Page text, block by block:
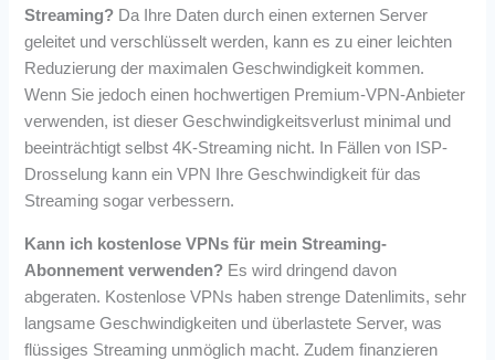
Streaming? Da Ihre Daten durch einen externen Server
geleitet und verschlüsselt werden, kann es zu einer leichten
Reduzierung der maximalen Geschwindigkeit kommen.
Wenn Sie jedoch einen hochwertigen Premium-VPN-Anbieter
verwenden, ist dieser Geschwindigkeitsverlust minimal und
beeinträchtigt selbst 4K-Streaming nicht. In Fällen von ISP-
Drosselung kann ein VPN Ihre Geschwindigkeit für das
Streaming sogar verbessern.
Kann ich kostenlose VPNs für mein Streaming-
Abonnement verwenden? Es wird dringend davon
abgeraten. Kostenlose VPNs haben strenge Datenlimits, sehr
langsame Geschwindigkeiten und überlastete Server, was
flüssiges Streaming unmöglich macht. Zudem finanzieren